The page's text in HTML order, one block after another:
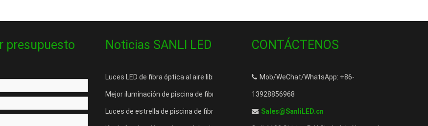
presupuesto Noticias SANLI LED
Luces LED de fibra óptica al aire libre a prueba de agua para iluminación de piscinas
Mejor iluminación de piscina de fibra óptica Fiberstars en venta
Luces de estrella de piscina de fibra óptica empotradas LED de 80W en venta
CONTÁCTENOS
Mob/WeChat/WhatsApp: +86-
13928856968
Sales@SanliLED.cn